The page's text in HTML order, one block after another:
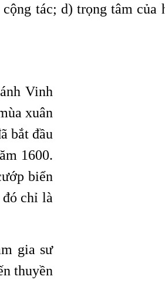
tác; d) trọng tâm của
Vinh
xuân
bắt đầu
1600.
biển
chỉ là
gia sư
thuyền